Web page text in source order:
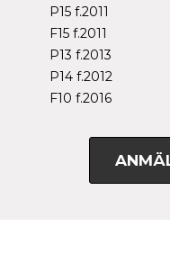
P15 f.2011
F15 f.2011
P13 f.2013
P14 f.2012
F10 f.2016